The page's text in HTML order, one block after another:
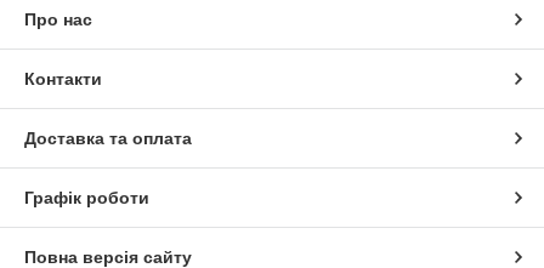
Про нас
Контакти
Доставка та оплата
Графік роботи
Повна версія сайту